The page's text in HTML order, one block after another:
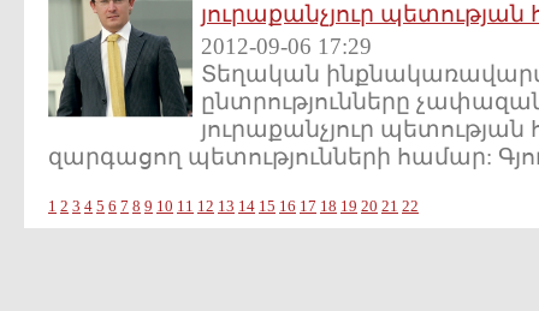
յուրաքանչյուր
2012-09-06 17:29
Տեղական
ընտրությունները
յուրաքանչյուր
զարգացող պետությունների համար:
1 2 3 4 5 6 7 8 9 10 11 12 13 14 15 16 17 18 19 20 21 22